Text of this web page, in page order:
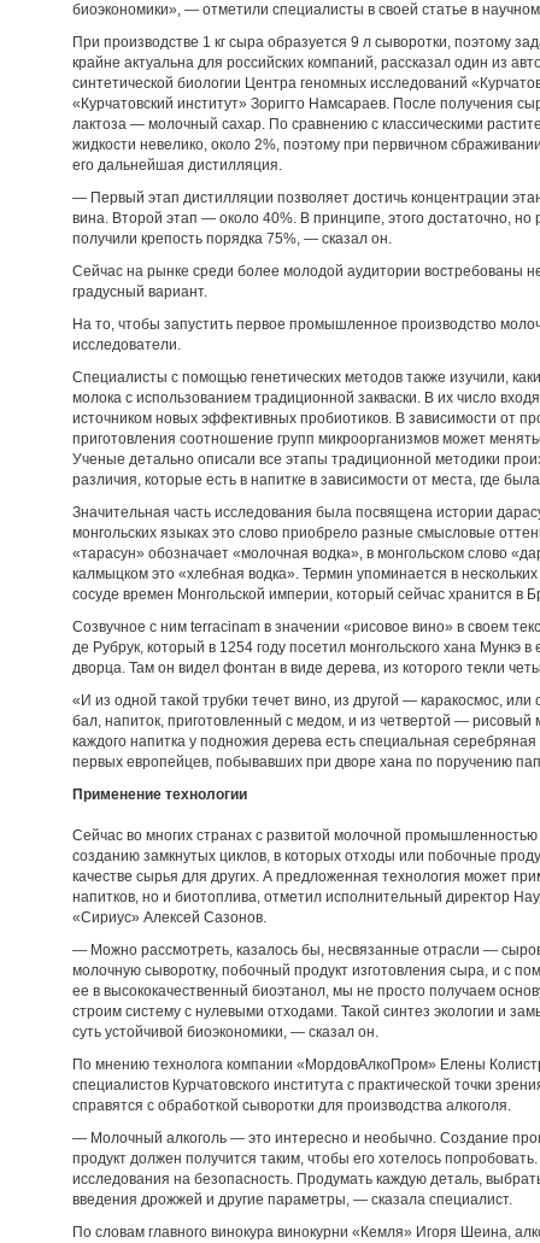
биоэкономики», — отметили специалисты в своей статье в
При производстве 1 кг сыра образуется 9 л сыворотки, поэтому
крайне актуальна для российских компаний, рассказал один из
синтетической биологии Центра геномных исследований
«Курчатовский институт» Зоригто Намсараев. После получения
лактоза — молочный сахар. По сравнению с классическими
жидкости невелико, около 2%, поэтому при первичном
его дальнейшая дистилляция.
— Первый этап дистилляции позволяет достичь концентрации
вина. Второй этап — около 40%. В принципе, этого достаточно,
получили крепость порядка 75%, — сказал он.
Сейчас на рынке среди более молодой аудитории востребованы
градусный вариант.
На то, чтобы запустить первое промышленное производство
исследователи.
Специалисты с помощью генетических методов также изучили,
молока с использованием традиционной закваски. В их число
источником новых эффективных пробиотиков. В зависимости от
приготовления соотношение групп микроорганизмов может
Ученые детально описали все этапы традиционной методики
различия, которые есть в напитке в зависимости от места, где
Значительная часть исследования была посвящена истории
монгольских языках это слово приобрело разные смысловые
«тарасун» обозначает «молочная водка», в монгольском слово
калмыцком это «хлебная водка». Термин упоминается в
сосуде времен Монгольской империи, который сейчас хранится в
Созвучное с ним terracinam в значении «рисовое вино» в своем
де Рубрук, который в 1254 году посетил монгольского хана Мункэ
дворца. Там он видел фонтан в виде дерева, из которого текли
«И из одной такой трубки течет вино, из другой — каракосмос,
бал, напиток, приготовленный с медом, и из четвертой —
каждого напитка у подножия дерева есть специальная
первых европейцев, побывавших при дворе хана по поручению
Применение технологии
Сейчас во многих странах с развитой молочной
созданию замкнутых циклов, в которых отходы или побочные
качестве сырья для других. А предложенная технология может
напитков, но и биотоплива, отметил исполнительный директор
«Сириус» Алексей Сазонов.
— Можно рассмотреть, казалось бы, несвязанные отрасли —
молочную сыворотку, побочный продукт изготовления сыра, и с
ее в высококачественный биоэтанол, мы не просто получаем
строим систему с нулевыми отходами. Такой синтез экологии и
суть устойчивой биоэкономики, — сказал он.
По мнению технолога компании «МордовАлкоПром» Елены
специалистов Курчатовского института c практической точки
справятся с обработкой сыворотки для производства алкоголя.
— Молочный алкоголь — это интересно и необычно. Создание
продукт должен получится таким, чтобы его хотелось
исследования на безопасность. Продумать каждую деталь,
введения дрожжей и другие параметры, — сказала специалист.
По словам главного винокура винокурни «Кемля» Игоря Шеина,